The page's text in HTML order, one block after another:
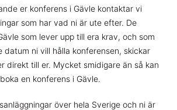
er konferens i Gävle kontaktar vi
som har vad ni är ute efter. De
som lever upp till era krav, och som
datum ni vill hålla konferensen, skickar
direkt till er. Mycket smidigare än så kan
en konferens i Gävle.
över hela Sverige och ni är